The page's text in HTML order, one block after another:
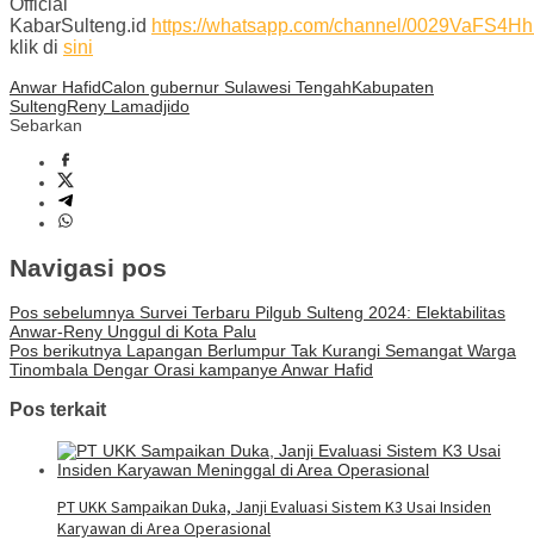
Official
KabarSulteng.id https://whatsapp.com/channel/
klik di sini
Anwar HafidCalon gubernur Sulawesi TengahKabupaten
SultengReny Lamadjido
Sebarkan
Navigasi pos
Pos sebelumnya Survei Terbaru Pilgub Sulteng 2024: Elektabilitas
Anwar-Reny Unggul di Kota Palu
Pos berikutnya Lapangan Berlumpur Tak Kurangi Semangat Warga
Tinombala Dengar Orasi kampanye Anwar Hafid
Pos terkait
PT UKK Sampaikan Duka, Janji Evaluasi Sistem K3 Usai Insiden
Karyawan di Area Operasional